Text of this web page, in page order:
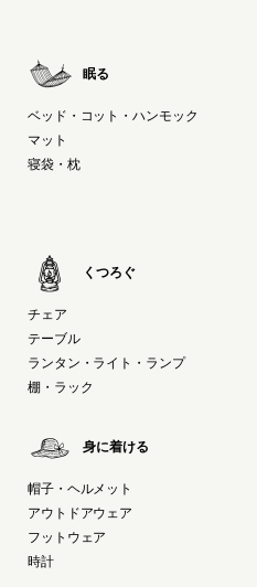
眠る
ベッド・コット・ハンモック
マット
寝袋・枕
くつろぐ
チェア
テーブル
ランタン・ライト・ランプ
棚・ラック
身に着ける
帽子・ヘルメット
アウトドアウェア
フットウェア
時計